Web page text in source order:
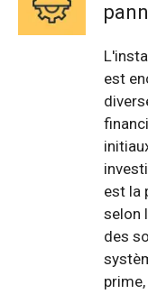
est
est la
selon
des